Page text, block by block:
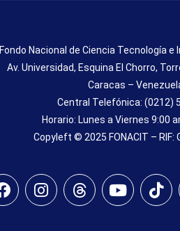
Fondo Nacional de Ciencia Tecnología e
Av. Universidad, Esquina El Chorro,
Caracas –
Central Telefónica: (0212)
Horario: Lunes a Viernes 9:00
Copyleft © 2025 FONACIT – RIF: